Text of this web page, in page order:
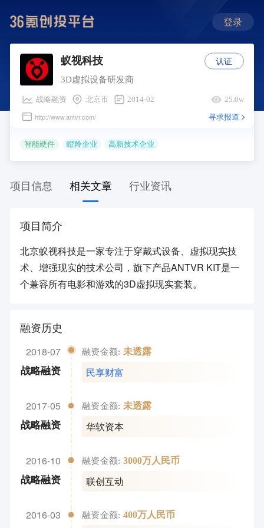
登录
蚁视科技
3D虚拟设备研发商
战略融资 北京市 2014-02 25.0w
http://www.antvr.com/ 寻求报道
智能硬件 瞪羚企业 高新技术企业
认证
项目信息 相关文章 行业资讯
项目简介
北京蚁视科技是一家专注于穿戴式设备、虚拟现实技
术、增强现实的技术公司，旗下产品ANTVR KIT是一
个兼容所有电影和游戏的3D虚拟现实套装。
融资历史
2018-07
战略融资
融资金额: 未透露
民享财富
2017-05
战略融资
融资金额: 未透露
华软资本
2016-10
战略融资
融资金额: 3000万人民币
联创互动
2016-03 融资金额: 400万人民币